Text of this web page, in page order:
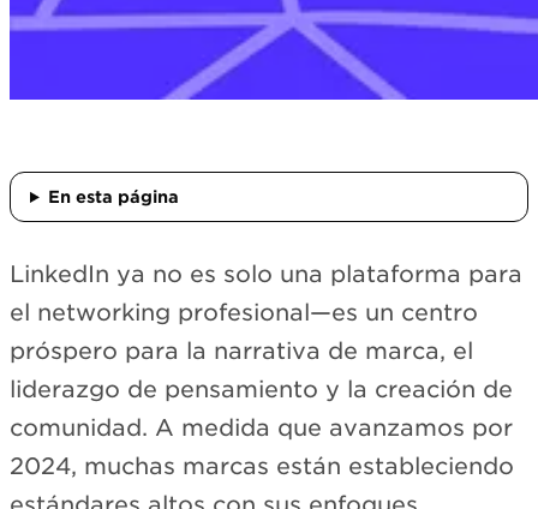
En esta página
LinkedIn ya no es solo una plataforma para
el networking profesional—es un centro
próspero para la narrativa de marca, el
liderazgo de pensamiento y la creación de
comunidad. A medida que avanzamos por
2024, muchas marcas están estableciendo